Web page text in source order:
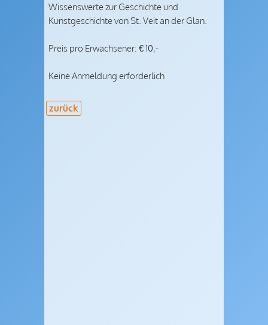
Wissenswerte zur Geschichte und
Kunstgeschichte von St. Veit an der Glan.
Preis pro Erwachsener: € 10,-
Keine Anmeldung erforderlich
zurück